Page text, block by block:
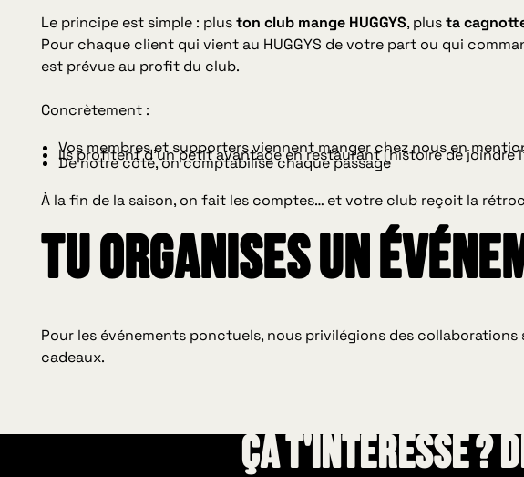
Le principe est simple : pluston club mange HUGGYS, plusta
Pour chaque client qui vient au HUGGYS de votre part ou qui
est prévue au profit du club.
Concrètement :
Vos membres et supporters viennent manger chez nous en
Ils profitent d’un petit avantage en restaurant (histoire de joindre
De notre côté, on comptabilise chaque passage
À la fin de la saison, on fait les comptes… et votre club reçoit la
Tu organises un
Pour les événements ponctuels, nous privilégions des
cadeaux.
Ça t'intéresse ?